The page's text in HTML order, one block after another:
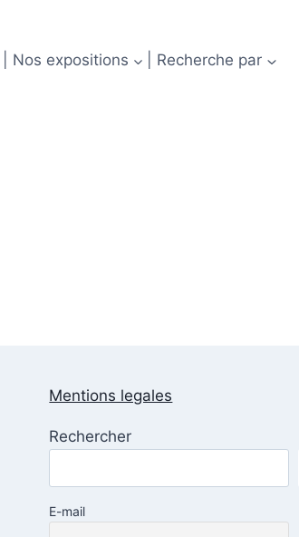
| Nos expositions | Recherche par
Mentions legales
Rechercher
E-mail